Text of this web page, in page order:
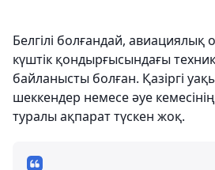
Белгілі болғандай, авиациялық
күштік қондырғысындағы
байланысты болған. Қазіргі
шеккендер немесе әуе
туралы ақпарат түскен жоқ.